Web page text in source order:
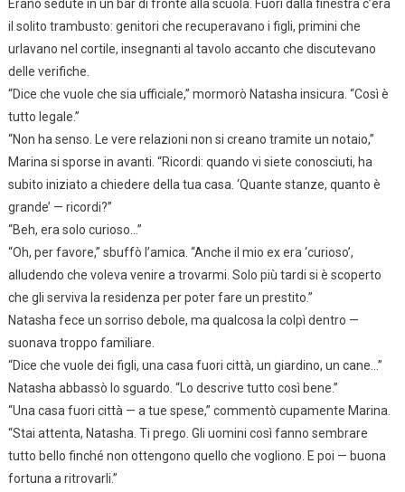
Erano sedute in un bar di fronte alla scuola. Fuori dalla finestra c’era
il solito trambusto: genitori che recuperavano i figli, primini che
urlavano nel cortile, insegnanti al tavolo accanto che discutevano
delle verifiche.
“Dice che vuole che sia ufficiale,” mormorò Natasha insicura. “Così è
tutto legale.”
“Non ha senso. Le vere relazioni non si creano tramite un notaio,”
Marina si sporse in avanti. “Ricordi: quando vi siete conosciuti, ha
subito iniziato a chiedere della tua casa. ‘Quante stanze, quanto è
grande’ — ricordi?”
“Beh, era solo curioso…”
“Oh, per favore,” sbuffò l’amica. “Anche il mio ex era ‘curioso’,
alludendo che voleva venire a trovarmi. Solo più tardi si è scoperto
che gli serviva la residenza per poter fare un prestito.”
Natasha fece un sorriso debole, ma qualcosa la colpì dentro —
suonava troppo familiare.
“Dice che vuole dei figli, una casa fuori città, un giardino, un cane…”
Natasha abbassò lo sguardo. “Lo descrive tutto così bene.”
“Una casa fuori città — a tue spese,” commentò cupamente Marina.
“Stai attenta, Natasha. Ti prego. Gli uomini così fanno sembrare
tutto bello finché non ottengono quello che vogliono. E poi — buona
fortuna a ritrovarli.”